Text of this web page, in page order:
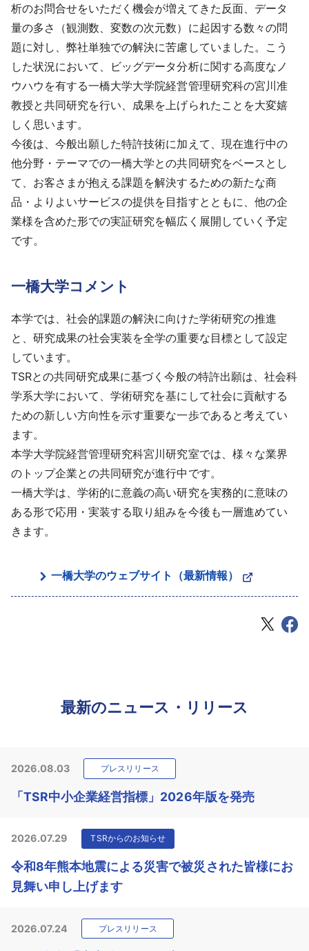
析のお問合せをいただく機会が増えてきた反面、データ
量の多さ（観測数、変数の次元数）に起因する数々の問
題に対し、弊社単独での解決に苦慮していました。こう
した状況において、ビッグデータ分析に関する高度なノ
ウハウを有する一橋大学大学院経営管理研究科の宮川准
教授と共同研究を行い、成果を上げられたことを大変嬉
しく思います。
今後は、今般出願した特許技術に加えて、現在進行中の
他分野・テーマでの一橋大学との共同研究をベースとし
て、お客さまが抱える課題を解決するための新たな商
品・よりよいサービスの提供を目指すとともに、他の企
業様を含めた形での実証研究を幅広く展開していく予定
です。
一橋大学コメント
本学では、社会的課題の解決に向けた学術研究の推進
と、研究成果の社会実装を全学の重要な目標として設定
しています。
TSRとの共同研究成果に基づく今般の特許出願は、社会科
学系大学において、学術研究を基にして社会に貢献する
ための新しい方向性を示す重要な一歩であると考えてい
ます。
本学大学院経営管理研究科宮川研究室では、様々な業界
のトップ企業との共同研究が進行中です。
一橋大学は、学術的に意義の高い研究を実務的に意味の
ある形で応用・実装する取り組みを今後も一層進めてい
きます。
一橋大学のウェブサイト（最新情報）
最新のニュース・リリース
2026.08.03 プレスリリース
「TSR中小企業経営指標」2026年版を発売
2026.07.29 TSRからのお知らせ
令和8年熊本地震による災害で被災された皆様にお
見舞い申し上げます
2026.07.24 プレスリリース